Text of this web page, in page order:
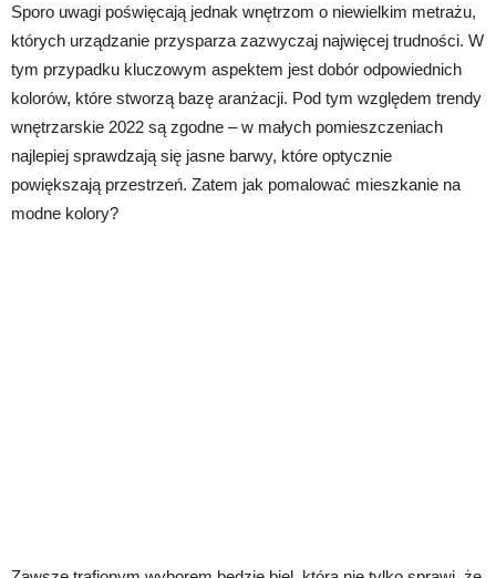
Sporo uwagi poświęcają jednak wnętrzom o niewielkim metrażu,
których urządzanie przysparza zazwyczaj najwięcej trudności. W
tym przypadku kluczowym aspektem jest dobór odpowiednich
kolorów, które stworzą bazę aranżacji. Pod tym względem trendy
wnętrzarskie 2022 są zgodne – w małych pomieszczeniach
najlepiej sprawdzają się jasne barwy, które optycznie
powiększają przestrzeń. Zatem jak pomalować mieszkanie na
modne kolory?